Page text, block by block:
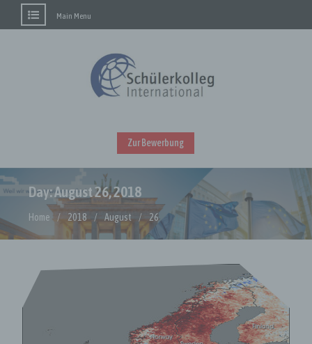
Main Menu
Zur Bewerbung
Day:August 26, 2018
Home 2018 August 26